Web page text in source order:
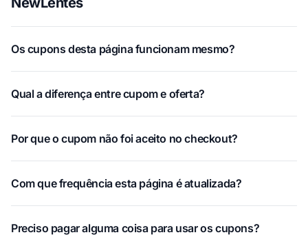
Os cupons desta página funcionam mesmo?
Qual a diferença entre cupom e oferta?
Por que o cupom não foi aceito no checkout?
Com que frequência esta página é atualizada?
Preciso pagar alguma coisa para usar os cupons?